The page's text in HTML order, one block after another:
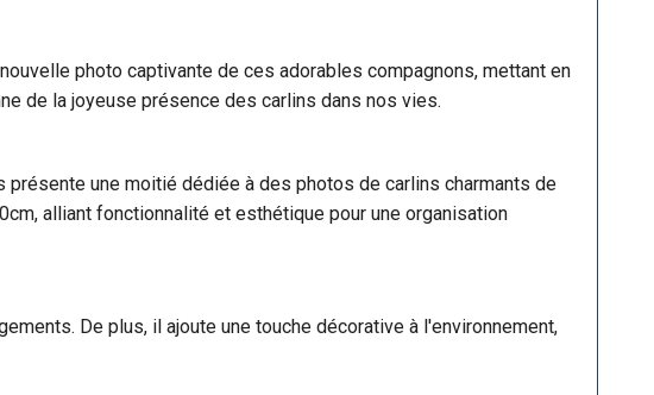
photo captivante de ces adorables compagnons, mettant en
de la joyeuse présence des carlins dans nos vies.
une moitié dédiée à des photos de carlins charmants de
alliant fonctionnalité et esthétique pour une organisation
De plus, il ajoute une touche décorative à l'environnement,